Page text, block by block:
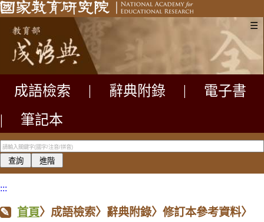
☰
成語檢索 辭典附錄
電子書
|
筆記本
:::
首頁〉成語檢索〉辭典附錄〉修訂本參考資料〉